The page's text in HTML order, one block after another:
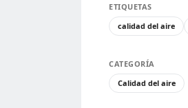
ETIQUETAS
calidad del aire
CATEGORÍA
Calidad del aire